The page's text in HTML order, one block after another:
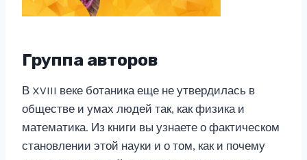
Группа авторов
В XVIII веке ботаника еще не утвердилась в
обществе и умах людей так, как физика и
математика. Из книги вы узнаете о фактическом
становлении этой науки и о том, как и почему